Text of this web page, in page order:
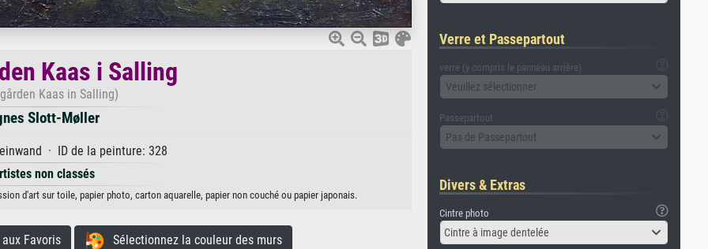
Kaas i Salling
Kaas in Salling)
Slott-Møller
· ID de la peinture: 328
non classés
d'art sur toile, papier photo, carton aquarelle, papier non couché ou papier japonais.
Favoris Sélectionnez la couleur des murs
Verre et Passepartout
verre (y compris le panneau arrière)
Veuillez sélectionner
Passepartout
Pas de Passepartout
Divers & Extras
Cintre photo
Cintre à image dentelée